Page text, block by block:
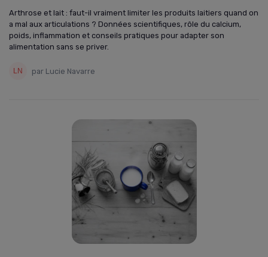
Arthrose et lait : faut-il vraiment limiter les produits laitiers quand on
a mal aux articulations ? Données scientifiques, rôle du calcium,
poids, inflammation et conseils pratiques pour adapter son
alimentation sans se priver.
par Lucie Navarre